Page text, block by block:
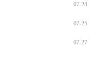
07-24
07-25
07-27